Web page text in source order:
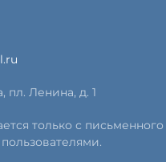
пл. Ленина, д. 1
только с